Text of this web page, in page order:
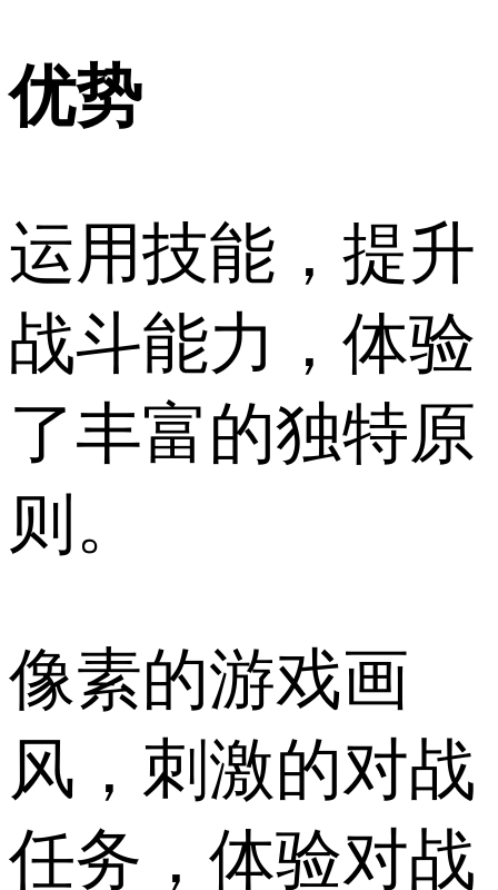
优势
运用技能，提升
战斗能力，体验
了丰富的独特原
则。
像素的游戏画
风，刺激的对战
任务，体验对战